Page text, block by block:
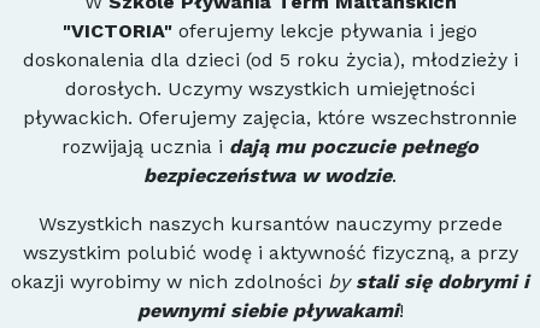
"VICTORIA" oferujemy lekcje pływania i jego
doskonalenia dla dzieci (od 5 roku życia), młodzieży i
dorosłych. Uczymy wszystkich umiejętności
pływackich. Oferujemy zajęcia, które wszechstronnie
rozwijają ucznia i dają mu poczucie pełnego
bezpieczeństwa w wodzie.
Wszystkich naszych kursantów nauczymy przede
wszystkim polubić wodę i aktywność fizyczną, a przy
okazji wyrobimy w nich zdolności by stali się dobrymi i
pewnymi siebie pływakami!